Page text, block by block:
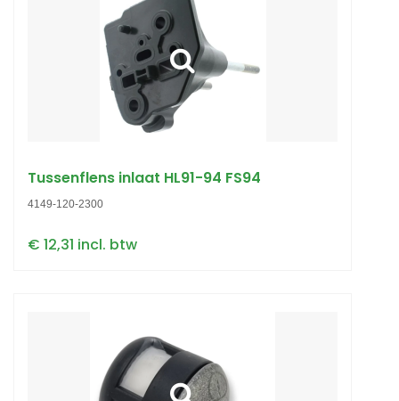
Tussenflens inlaat HL91-94 FS94
4149-120-2300
€ 12,31 incl. btw